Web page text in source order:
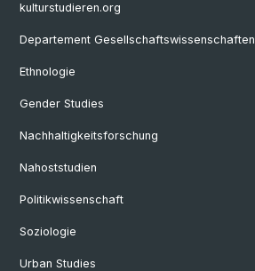
kulturstudieren.org
Departement Gesellschaftswissenschaften
Ethnologie
Gender Studies
Nachhaltigkeitsforschung
Nahoststudien
Politikwissenschaft
Soziologie
Urban Studies